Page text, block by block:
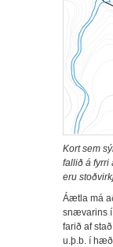
Kort sem
fallið á fyrri
eru
Áætla má
snævarins í
farið af
u.þ.b. í hæð